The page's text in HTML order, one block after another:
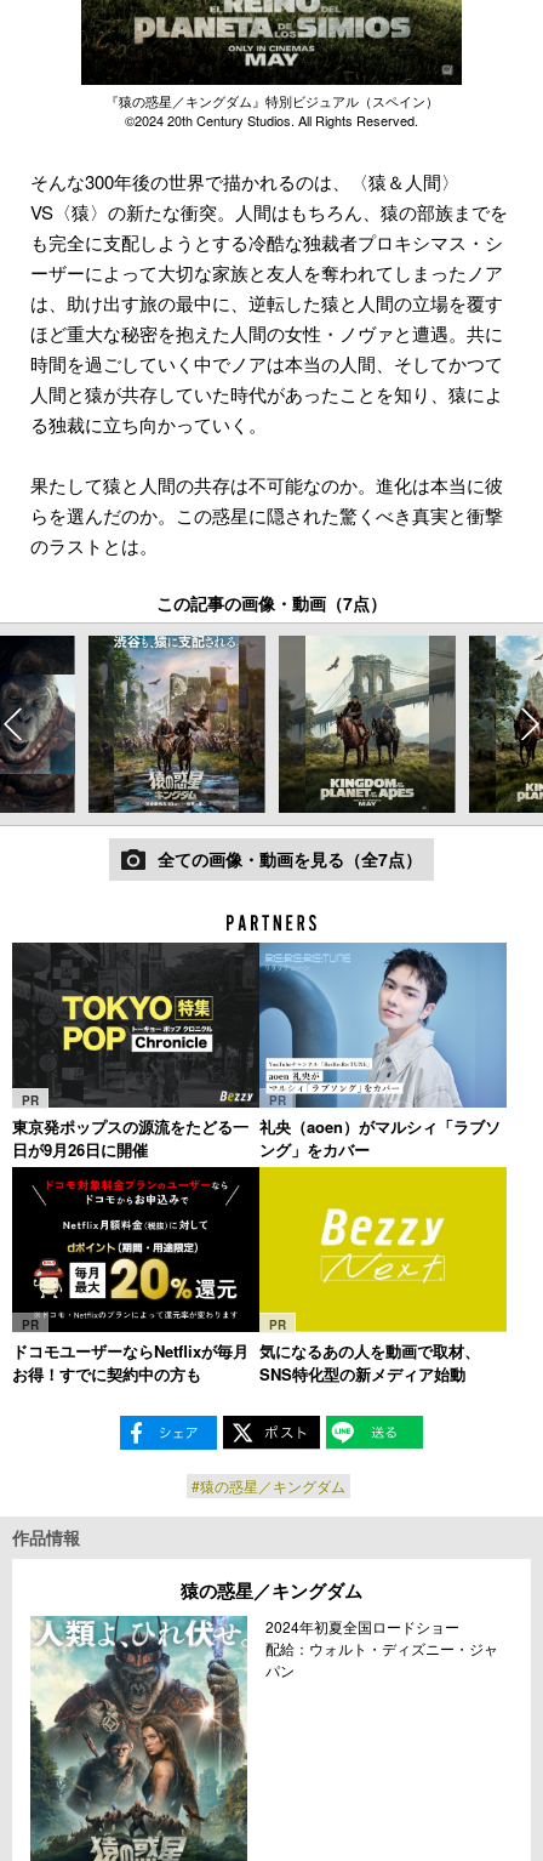
『猿の惑星／キングダム』特別ビジュアル（スペイン）
©︎2024 20th Century Studios. All Rights Reserved.
そんな300年後の世界で描かれるのは、〈猿＆人間〉
VS〈猿〉の新たな衝突。人間はもちろん、猿の部族までを
も完全に支配しようとする冷酷な独裁者プロキシマス・シ
ーザーによって大切な家族と友人を奪われてしまったノア
は、助け出す旅の最中に、逆転した猿と人間の立場を覆す
ほど重大な秘密を抱えた人間の女性・ノヴァと遭遇。共に
時間を過ごしていく中でノアは本当の人間、そしてかつて
人間と猿が共存していた時代があったことを知り、猿によ
る独裁に立ち向かっていく。
果たして猿と人間の共存は不可能なのか。進化は本当に彼
らを選んだのか。この惑星に隠された驚くべき真実と衝撃
のラストとは。
この記事の画像・動画（7点）
全ての画像・動画を見る（全7点）
PR
東京発ポップスの源流をたどる一
日が9月26日に開催
PR
礼央（aoen）がマルシィ「ラブソ
ング」をカバー
PR
ドコモユーザーならNetflixが毎月
お得！すでに契約中の方も
PR
気になるあの人を動画で取材、
SNS特化型の新メディア始動
#猿の惑星／キングダム
作品情報
猿の惑星／キングダム
2024年初夏全国ロードショー
配給：ウォルト・ディズニー・ジャ
パン